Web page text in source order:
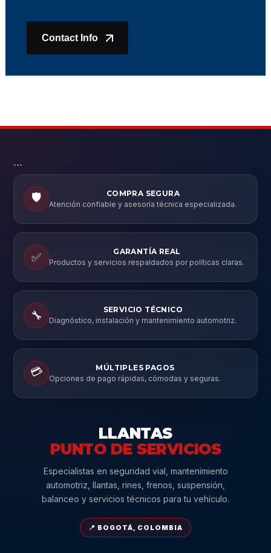
Contact Info
```
🛡️
COMPRA SEGURA
Atención confiable y asesoría técnica especializada.
✅
GARANTÍA REAL
Productos y servicios respaldados por políticas claras.
🔧
SERVICIO TÉCNICO
Diagnóstico, instalación y mantenimiento automotriz.
💳
MÚLTIPLES PAGOS
Opciones de pago rápidas, cómodas y seguras.
LLANTAS
PUNTO DE SERVICIOS
Especialistas en seguridad vial, mantenimiento
automotriz, llantas, rines, frenos, suspensión,
balanceo y servicios técnicos para tu vehículo.
📍 BOGOTÁ, COLOMBIA